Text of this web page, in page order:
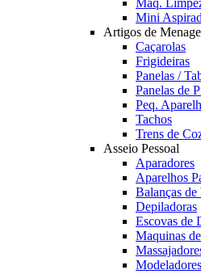
Maq.
Mini
Artigos de Menage
Caçarolas
Frigideiras
Panelas /
Panelas de
Peq.
Tachos
Trens de
Asseio Pessoal
Aparadores
Aparelhos
Balanças de
Depiladoras
Escovas de
Maquinas
Modeladores